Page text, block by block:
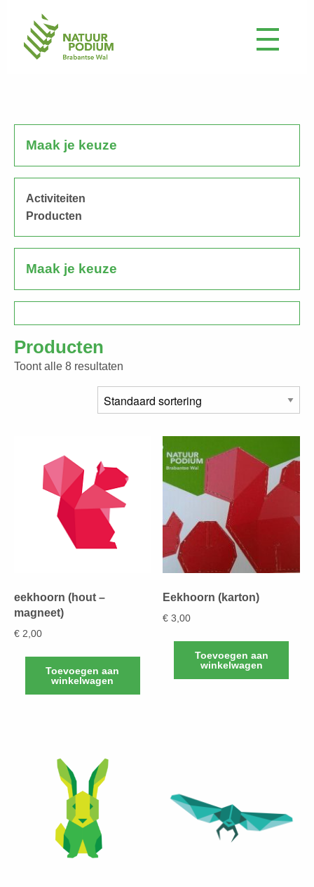
Maak je keuze
Activiteiten
Producten
Maak je keuze
Producten
Toont alle 8 resultaten
eekhoorn (hout –
magneet)
€ 2,00
Toevoegen aan
winkelwagen
Eekhoorn (karton)
€ 3,00
Toevoegen aan
winkelwagen